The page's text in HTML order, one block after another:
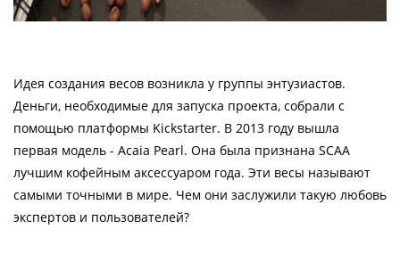
Идея создания весов возникла у группы энтузиастов.
Деньги, необходимые для запуска проекта, собрали с
помощью платформы Kickstarter. В 2013 году вышла
первая модель - Acaia Pearl. Она была признана SCAA
лучшим кофейным аксессуаром года. Эти весы называют
самыми точными в мире. Чем они заслужили такую любовь
экспертов и пользователей?